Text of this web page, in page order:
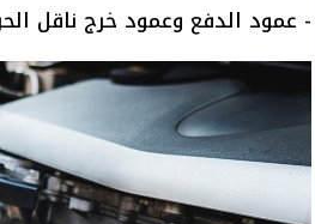
- عمود الدفع وعمود خرج ناقل